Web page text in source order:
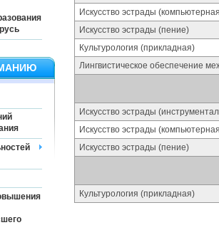
Искусство эстрады
Искусство эстрады (пение)
Культурология (прикладная)
Лингвистическое обеспечение
Искусство эстрады
Искусство эстрады
Искусство эстрады (пение)
Культурология (прикладная)